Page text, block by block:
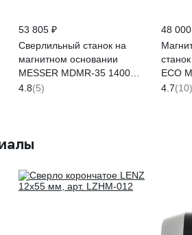
53 805 ₽
Сверлильный станок на
магнитном основании
MESSER MDMR-35 14000N
D35xL40 TCT HSS 11-01-
4.8(5)
48
ECO
4.7(10)